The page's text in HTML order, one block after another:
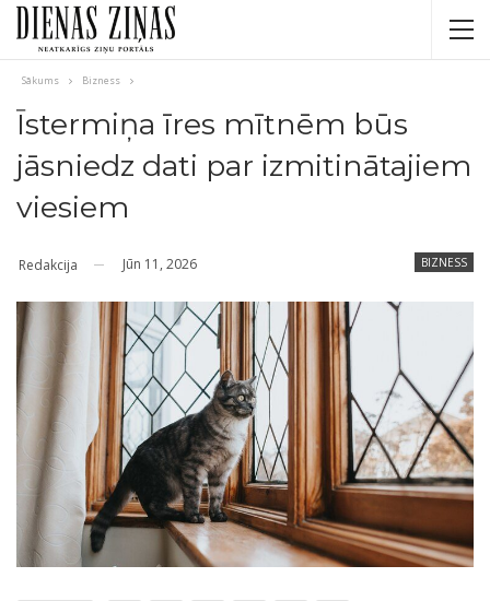
Sākums Bizness
Īstermiņa īres mītnēm būs
jāsniedz dati par izmitinātajiem
viesiem
BIZNESS
Redakcija Jūn 11, 2026